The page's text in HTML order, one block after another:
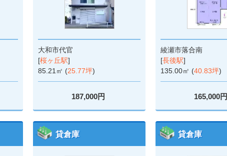
大和市代官
[桜ヶ丘駅]
85.21㎡ (25.77坪)
187,000円
綾瀬市落合南
[長後駅]
135.00㎡ (40.83坪)
165,000円
貸倉庫 貸倉庫